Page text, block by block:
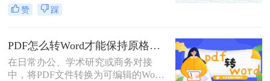
何将pdf转为word格式呢？本文将介绍
赞 踩
PDF怎么转Word才能保持原格式不变/版式不乱？3种专业有效方法全解析！
在日常办公、学术研究或商务对接
中，将PDF文件转换为可编辑的Word